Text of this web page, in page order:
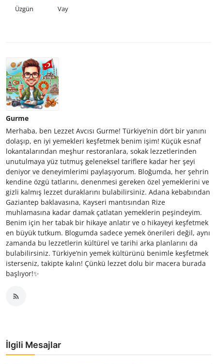
Üzgün Vay
Gurme
Merhaba, ben Lezzet Avcısı Gurme! Türkiye’nin dört bir yanını
dolaşıp, en iyi yemekleri keşfetmek benim işim! Küçük esnaf
lokantalarından meşhur restoranlara, sokak lezzetlerinden
unutulmaya yüz tutmuş geleneksel tariflere kadar her şeyi
deniyor ve deneyimlerimi paylaşıyorum. Bloğumda, her şehrin
kendine özgü tatlarını, denenmesi gereken özel yemeklerini ve
gizli kalmış lezzet duraklarını bulabilirsiniz. Adana kebabından
Gaziantep baklavasına, Kayseri mantısından Rize
muhlamasına kadar damak çatlatan yemeklerin peşindeyim.
Benim için her tabak bir hikaye anlatır ve o hikayeyi keşfetmek
en büyük tutkum. Blogumda sadece yemek önerileri değil, aynı
zamanda bu lezzetlerin kültürel ve tarihi arka planlarını da
bulabilirsiniz. Türkiye’nin yemek kültürünü benimle keşfetmek
isterseniz, takipte kalın! Çünkü lezzet dolu bir macera burada
başlıyor!✨
İlgili Mesajlar